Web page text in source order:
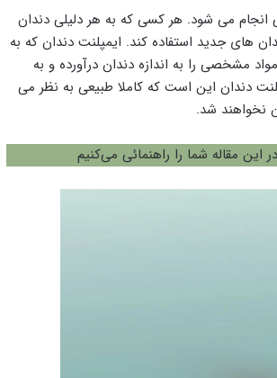
انجام می شود. هر کسی که به هر دلیلی دندان
های جدید استفاده کند. ایمپلنت دندان که به
مشخصی را به اندازه دندان درآورده و به
دندان این است که کاملا طبیعی به نظر می
نخواهند شد.
این مقاله شما را راهنمائی می‌کنیم